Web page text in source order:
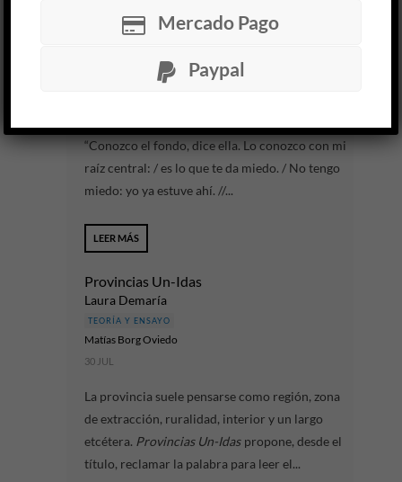
Esta es tu pena
TEORÍA Y ENSAYO
“Conozco el fondo, dice ella. Lo conozco con mi
raíz central: / es lo que te da miedo. / No tengo
miedo: yo ya estuve ahí. //...
LEER MÁS
Provincias Un-Idas
Laura Demaría
TEORÍA Y ENSAYO
Matías Borg Oviedo
30 JUL
La provincia suele pensarse como región, zona
de extracción, ruralidad, interior y un largo
etcétera. Provincias Un-Idas propone, desde el
título, reclamar la palabra para leer el...
Mercado Pago
Paypal